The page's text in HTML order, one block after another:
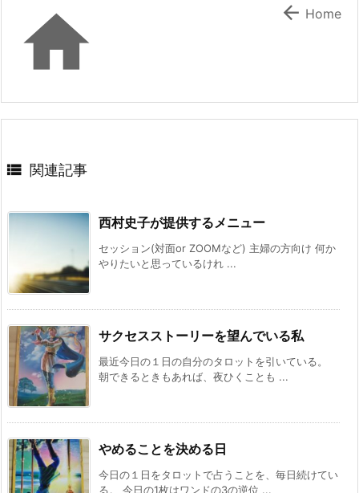
  Home
 関連記事
西村史子が提供するメニュー
セッション(対面or ZOOMなど) 主婦の方向け 何か
やりたいと思っているけれ ...
サクセスストーリーを望んでいる私
最近今日の１日の自分のタロットを引いている。
朝できるときもあれば、夜ひくことも ...
やめることを決める日
今日の１日をタロットで占うことを、毎日続けてい
る。 今日の1枚はワンドの3の逆位 ...